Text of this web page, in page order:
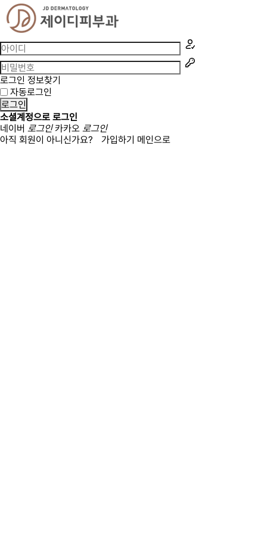
로그인 정보찾기
자동로그인
로그인
소셜계정으로 로그인
네이버 로그인 카카오 로그인
아직 회원이 아니신가요? 가입하기 메인으로